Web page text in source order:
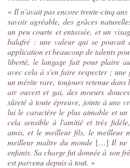
« Il n’avait pas encore trente-cinq ans
savoir agréable, des grâces
un peu courte et entassée, et un
balafré ; une valeur qui se pouvait
application et beaucoup de talents
liberté, le langage fait pour plaire
avec cela à s'en faire respecter ;
un mérite rare, toujours retenue
air ouvert et gai, des moeurs
sûreté à toute épreuve, jointe à une
lui le caractère le plus aimable et
cela sensible à l'amitié et très
amis, et le meilleur fils, le meilleur
meilleur maître du monde […] Il ne
enfants. Sa charge fut donnée à son
est parvenu depuis à tout. »